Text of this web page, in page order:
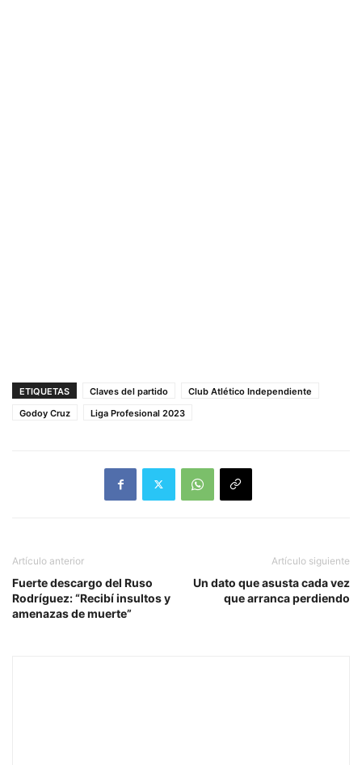
ETIQUETAS Claves del partido
Club Atlético Independiente
Godoy Cruz
Liga Profesional 2023
Artículo anterior
Fuerte descargo del Ruso
Rodríguez: “Recibí insultos y
amenazas de muerte”
Artículo siguiente
Un dato que asusta cada vez
que arranca perdiendo